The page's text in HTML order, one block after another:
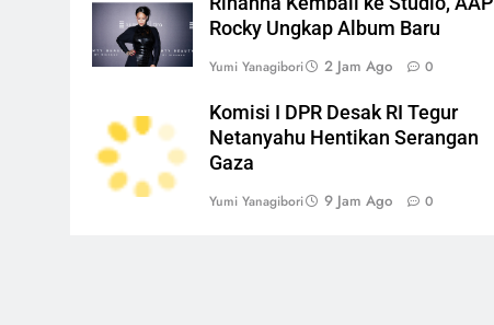
Rocky Ungkap Album Baru
Yumi Yanagibori 2 Jam Ago 0
Komisi I DPR Desak RI Tegur
Netanyahu Hentikan Serangan
Gaza
Yumi Yanagibori 9 Jam Ago 0